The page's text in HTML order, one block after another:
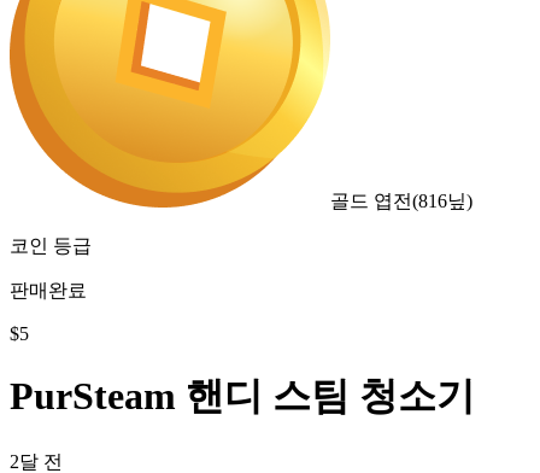
골드 엽전(816닢)
코인 등급
판매완료
$5
PurSteam 핸디 스팀 청소기
2달 전